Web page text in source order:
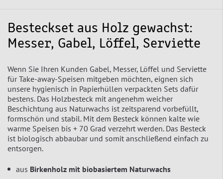
Besteckset aus Holz gewachst:
Messer, Gabel, Löffel, Serviette
Wenn Sie Ihren Kunden Gabel, Messer, Löffel und Serviette
für Take-away-Speisen mitgeben möchten, eignen sich
unsere hygienisch in Papierhüllen verpackten Sets dafür
bestens. Das Holzbesteck mit angenehm weicher
Beschichtung aus Naturwachs ist zeitsparend vorbefüllt,
formschön und stabil. Mit dem Besteck können kalte wie
warme Speisen bis + 70 Grad verzehrt werden. Das Besteck
ist biologisch abbaubar und somit anschließend einfach zu
entsorgen.
aus Birkenholz mit biobasiertem Naturwachs